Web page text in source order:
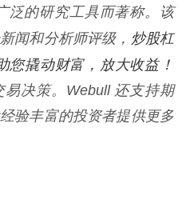
泛的研究工具而著称。该
闻和分析师评级， 炒股杠
您撬动财富，放大收益！
决策。Webull 还支持期
验丰富的投资者提供更多